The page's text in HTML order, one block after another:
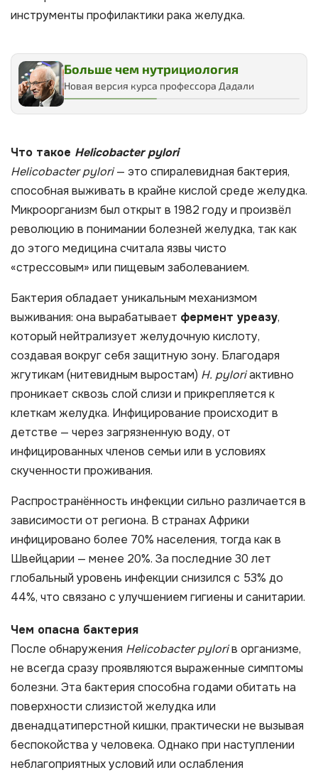
инструменты профилактики рака желудка.
Больше чем нутрициология
Новая версия курса профессора Дадали
Что такое Helicobacter pylori
Helicobacter pylori— это спиралевидная бактерия,
способная выживать в крайне кислой среде желудка.
Микроорганизм был открыт в 1982 году и произвёл
революцию в понимании болезней желудка, так как
до этого медицина считала язвы чисто
«стрессовым» или пищевым заболеванием.
Бактерия обладает уникальным механизмом
выживания: она вырабатывает фермент уреазу,
который нейтрализует желудочную кислоту,
создавая вокруг себя защитную зону. Благодаря
жгутикам (нитевидным выростам) H. pyloriактивно
проникает сквозь слой слизи и прикрепляется к
клеткам желудка. Инфицирование происходит в
детстве — через загрязненную воду, от
инфицированных членов семьи или в условиях
скученности проживания.
Распространённость инфекции сильно различается в
зависимости от региона. В странах Африки
инфицировано более 70% населения, тогда как в
Швейцарии — менее 20%. За последние 30 лет
глобальный уровень инфекции снизился с 53% до
44%, что связано с улучшением гигиены и санитарии.
Чем опасна бактерия
После обнаружения Helicobacter pyloriв организме,
не всегда сразу проявляются выраженные симптомы
болезни. Эта бактерия способна годами обитать на
поверхности слизистой желудка или
двенадцатиперстной кишки, практически не вызывая
беспокойства у человека. Однако при наступлении
неблагоприятных условий или ослабления